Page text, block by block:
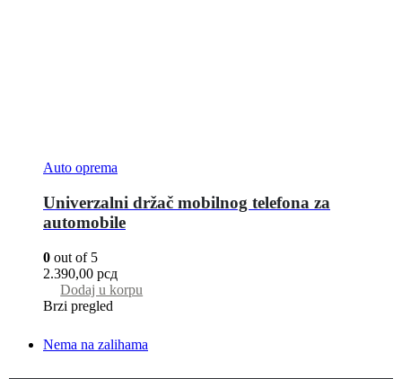
Auto oprema
Univerzalni držač mobilnog telefona za
automobile
0 out of 5
2.390,00 рсд
Dodaj u korpu
Brzi pregled
Nema na zalihama